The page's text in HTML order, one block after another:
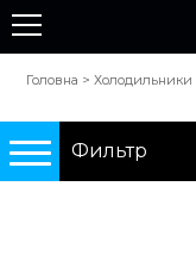
Головна >Холодильники
Фильтр